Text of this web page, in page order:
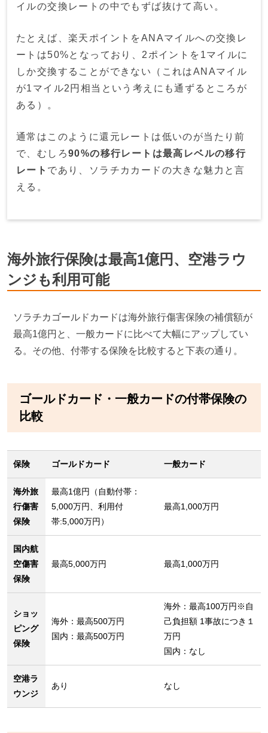
イルの交換レートの中でもずば抜けて高い。
たとえば、楽天ポイントをANAマイルへの交換レ
ートは50%となっており、2ポイントを1マイルに
しか交換することができない（これはANAマイル
が1マイル2円相当という考えにも通ずるところが
ある）。
通常はこのように還元レートは低いのが当たり前
で、むしろ90%の移行レートは最高レベルの移行
レート であり、ソラチカカードの大きな魅力と言
える。
海外旅行保険は最高1億円、空港ラウ
ンジも利用可能
ソラチカゴールドカードは海外旅行傷害保険の補償額が
最高1億円と、一般カードに比べて大幅にアップしてい
る。その他、付帯する保険を比較すると下表の通り。
ゴールドカード・一般カードの付帯保険の
比較
保険 ゴールドカード 一般カード
海外旅
行傷害
保険
最高1億円（自動付帯：
5,000万円、利用付
帯:5,000万円）
最高1,000万円
国内航
空傷害
保険
最高5,000万円 最高1,000万円
ショッ
ピング
保険
海外：最高500万円
国内：最高500万円
海外：最高100万円※自
己負担額 1事故につき１
万円
国内：なし
空港ラ
ウンジ
あり なし